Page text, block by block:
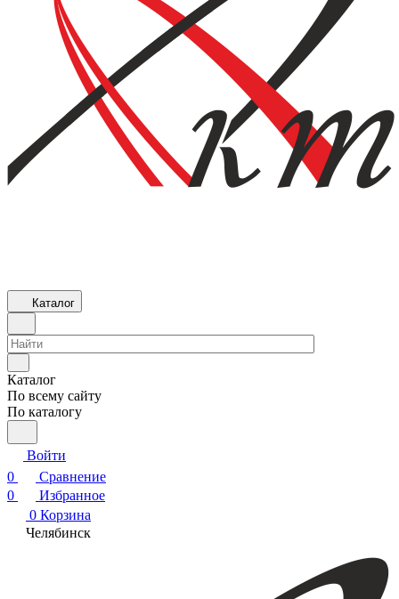
Каталог
Каталог
По всему сайту
По каталогу
Войти
0
Сравнение
0
Избранное
0 Корзина
Челябинск